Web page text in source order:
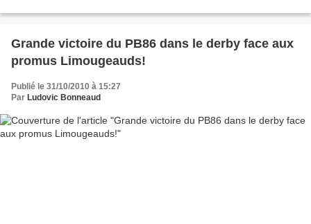
Grande victoire du PB86 dans le derby face aux
promus Limougeauds!
Publié le 31/10/2010 à 15:27
Par Ludovic Bonneaud